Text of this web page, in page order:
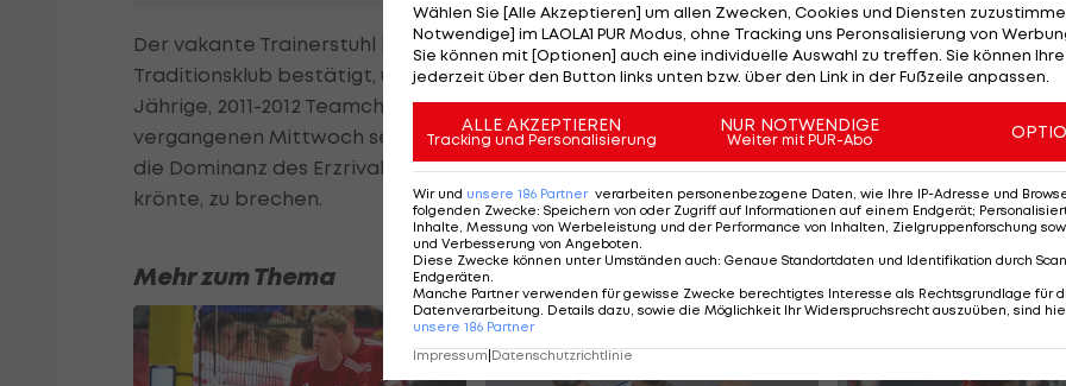
Der vakante Trainerstuhl bei Roter Stern Belgrad ist wieder besetzt. Wie der serbische
Traditionsklub bestätigt, unterschreibt Slavisa Stojanovic einen Vertrag über zwei Jahre. Der
Jährige, 2011-2012 Teamchef von Slowenien, folgt damit Ricardo Sa Pinto nach, der am
vergangenen Mittwoch seinen Rücktritt bekanntgegeben hat. Stojanovic hat nun die Aufgabe,
die Dominanz des Erzrivalen Partizan, der sich in den letzten sechs Jahren stets zum Meister
krönte, zu brechen.
Mehr zum Thema
Wählen Sie [Alle Akzeptieren] um allen Zwecken, Cookies und Diensten
Notwendige] im LAOLA1 PUR Modus, ohne Tracking uns Peronsalisierung von
Sie können mit [Optionen] auch eine individuelle Auswahl zu treffen. Sie können
jederzeit über den Button links unten bzw. über den Link in der Fußzeile anpassen.
ALLE AKZEPTIEREN
Tracking und Personalisierung
NUR NOTWENDIGE
Weiter mit PUR-Abo
Wir und unsere 186 Partner verarbeiten personenbezogene Daten, wie Ihre IP-Adresse und
folgenden Zwecke: Speichern von oder Zugriff auf Informationen auf einem Endgerät;
Inhalte, Messung von Werbeleistung und der Performance von Inhalten, Zielgruppenforschung
und Verbesserung von Angeboten
Diese Zwecke können unter Umständen auch: Genaue Standortdaten und Identifikation durch
Endgeräten
Manche Partner verwenden für gewisse Zwecke berechtigtes Interesse als Rechtsgrundlage für
Datenverarbeitung. Details dazu, sowie die Möglichkeit Ihr Widerspruchsrecht auszuüben, sind
unsere 186 Partner
Impressum|Datenschutzrichtlinie